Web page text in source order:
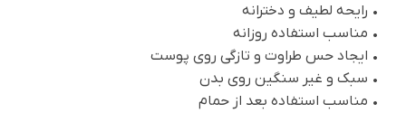
• رایحه لطیف و دخترانه
• مناسب استفاده روزانه
• ایجاد حس طراوت و تازگی روی پوست
• سبک و غیر سنگین روی بدن
• مناسب استفاده بعد از حمام